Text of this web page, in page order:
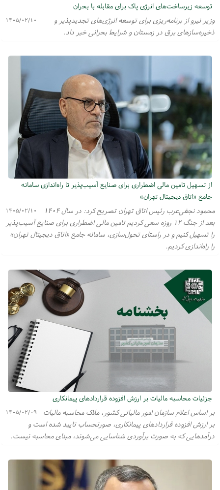
توسعه زیرساخت‌های انرژی پاک برای مقابله با بحران
۱۴۰۵/۰۲/۱۰
وزیر نیرو از برنامه‌ریزی برای توسعه انرژی‌های تجدیدپذیر و
ذخیره‌ساز‌های برق در زمستان و شرایط بحرانی خبر داد.
از تسهیل تامین مالی اضطراری برای صنایع آسیب‌پذیر تا راه‌اندازی سامانه
جامع «اتاق دیجیتال تهران»
۱۴۰۵/۰۲/۱۰
محمود نجفی‌عرب رئیس اتاق تهران تصریح کرد: در سال ۱۴۰۴
بعد از جنگ ۱۲ روزه سعی کردیم تامین مالی اضطراری برای صنایع آسیب‌پذیر
را تسهیل کنیم و در راستای تحول‌سازی، سامانه جامع «اتاق دیجیتال تهران»
را راه‌اندازی کردیم.
جزئیات محاسبه مالیات بر ارزش افزوده قرارداد‌های پیمانکاری
۱۴۰۵/۰۲/۰۹
بر اساس اعلام سازمان امور مالیاتی کشور، ملاک محاسبه مالیات
بر ارزش افزوده قرارداد‌های پیمانکاری، صورتحساب تایید شده است و
درآمد‌هایی که به صورت برآوردی شناسایی می‌شوند، مبنای محاسبه نیست.